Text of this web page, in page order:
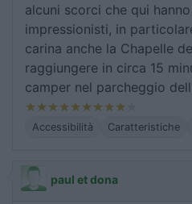
alcuni scorci che qui
impressionisti, in
carina anche la Chapelle
raggiungere in circa 15
camper nel parcheggio
Accessibilità Caratteristiche
paul et dona